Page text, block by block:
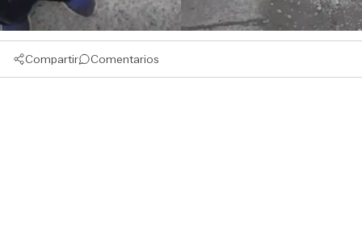
Compartir Comentarios